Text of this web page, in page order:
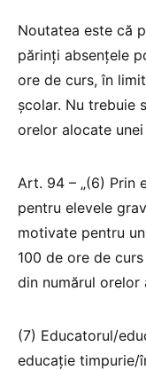
Noutatea este că
părinți absențele
ore de curs, în
şcolar. Nu trebuie
orelor alocate
Art. 94 – „(6) Prin
pentru elevele
motivate pentru
100 de ore de
din numărul orelor
(7) Educatorul/
educație